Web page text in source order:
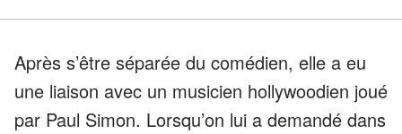
Après s’être séparée du comédien, elle a eu
une liaison avec un musicien hollywoodien joué
par Paul Simon. Lorsqu’on lui a demandé dans